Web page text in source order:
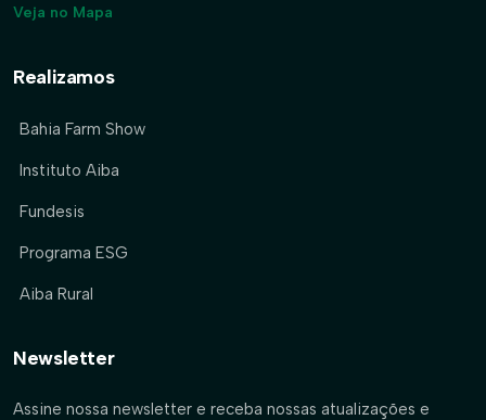
Veja no Mapa
Realizamos
Bahia Farm Show
Instituto Aiba
Fundesis
Programa ESG
Aiba Rural
Newsletter
Assine nossa newsletter e receba nossas atualizações e